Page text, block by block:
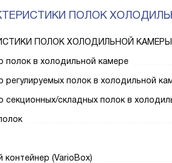
ПОЛОК
ПОЛОК ХОЛОДИЛЬНОЙ КАМЕРЫ
полок в холодильной камере
регулируемых полок в холодильной
секционных/складных полок в
(VarioBox)